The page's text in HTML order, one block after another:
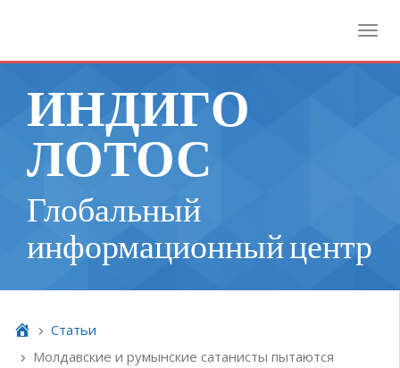
ИНДИГО
ЛОТОС
Глобальный
информационный центр
Cтатьи
Молдавские и румынские сатанисты пытаются